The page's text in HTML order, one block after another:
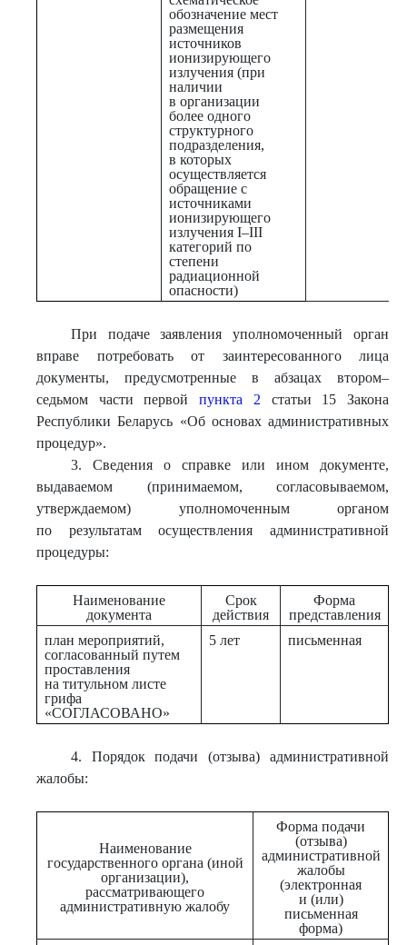
обозначение мест
размещения
источников
ионизирующего
излучения (при
наличии
в организации
более одного
структурного
подразделения,
в которых
осуществляется
обращение с
источниками
ионизирующего
излучения I–III
категорий по
степени
радиационной
опасности)
При подаче заявления уполномоченный орган
вправе потребовать от заинтересованного лица
документы, предусмотренные в абзацах втором–
седьмом части первойпункта 2 статьи 15 Закона
Республики Беларусь «Об основах административных
процедур».
3. Сведения о справке или ином документе,
выдаваемом (принимаемом, согласовываемом,
утверждаемом) уполномоченным органом
по результатам осуществления административной
процедуры:
Наименование
документа
Срок
действия
Форма
представления
план мероприятий,
согласованный путем
проставления
на титульном листе
грифа
«СОГЛАСОВАНО»
5 лет письменная
4. Порядок подачи (отзыва) административной
жалобы:
Наименование
государственного органа (иной
организации),
рассматривающего
административную жалобу
Форма подачи
(отзыва)
административной
жалобы
(электронная
и (или)
письменная
форма)